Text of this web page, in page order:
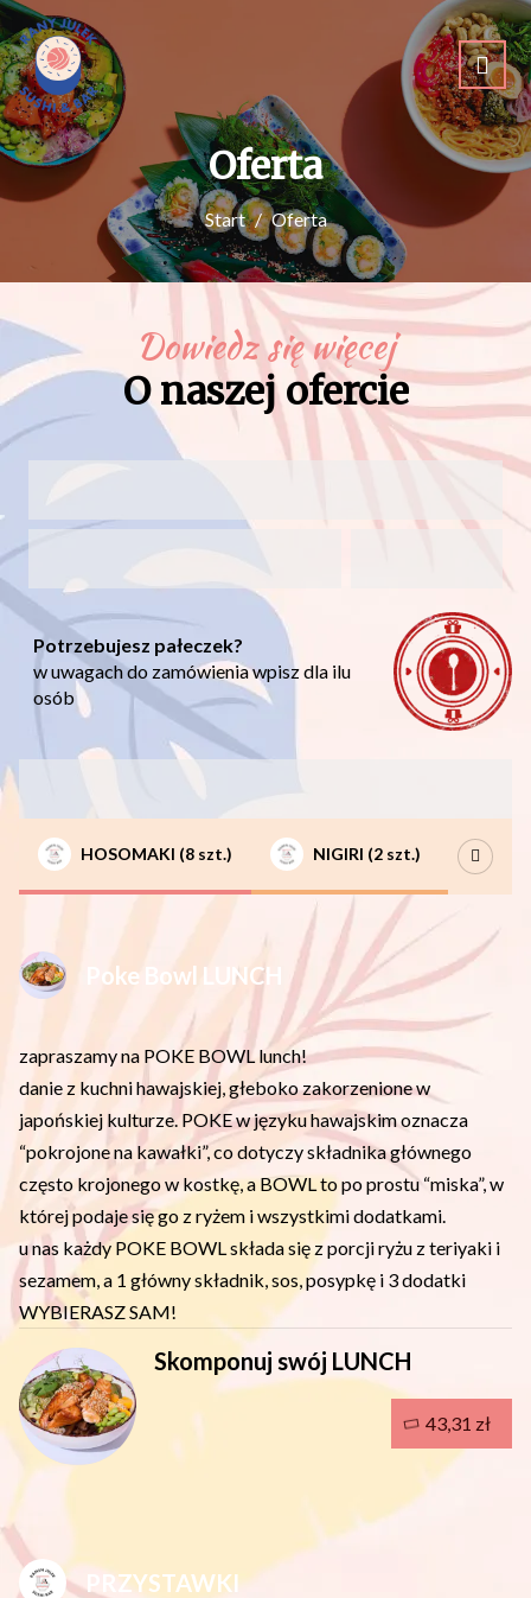
Oferta
Start Oferta
Dowiedz się więcej
O naszej ofercie
Potrzebujesz pałeczek?
w uwagach do zamówienia wpisz dla ilu
osób
Oferta
HOSOMAKI (8 szt.) NIGIRI (2 szt.)
Poke Bowl LUNCH
zapraszamy na POKE BOWL lunch!
danie z kuchni hawajskiej, głeboko zakorzenione w
japońskiej kulturze. POKE w języku hawajskim oznacza
“pokrojone na kawałki”, co dotyczy składnika głównego
często krojonego w kostkę, a BOWL to po prostu “miska”, w
której podaje się go z ryżem i wszystkimi dodatkami.
u nas każdy POKE BOWL składa się z porcji ryżu z teriyaki i
sezamem, a 1 główny składnik, sos, posypkę i 3 dodatki
WYBIERASZ SAM!
Skomponuj swój LUNCH
PRZYSTAWKI